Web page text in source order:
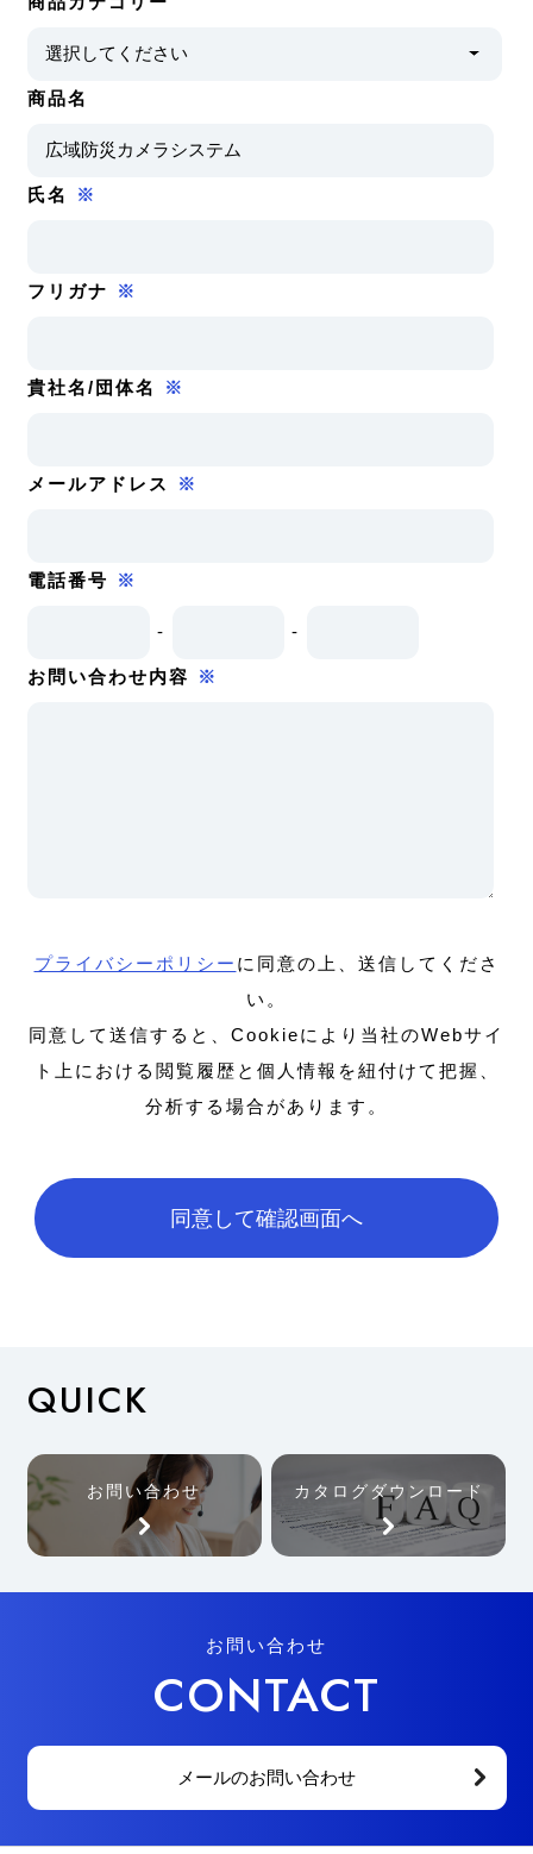
商品名
氏名 ※
フリガナ ※
貴社名/団体名 ※
メールアドレス ※
電話番号 ※
- -
お問い合わせ内容 ※
プライバシーポリシー に同意の上、送信してくださ
い。
同意して送信すると、Cookieにより当社のWebサイ
ト上における閲覧履歴と個人情報を紐付けて把握、
分析する場合があります。
QUICK
お問い合わせ カタログダウンロード
お問い合わせ
CONTACT
メールのお問い合わせ